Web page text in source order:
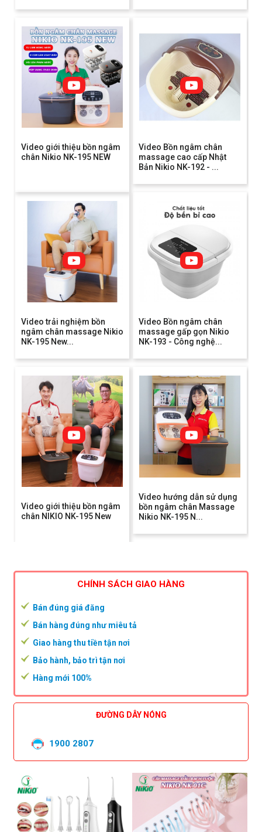
Video giới thiệu bồn ngâm
chân Nikio NK-195 NEW
Video Bồn ngâm chân
massage cao cấp Nhật
Bản Nikio NK-192 - ...
Video trải nghiệm bồn
ngâm chân massage Nikio
NK-195 New...
Video Bồn ngâm chân
massage gấp gọn Nikio
NK-193 - Công nghệ...
Video giới thiệu bồn ngâm
chân NIKIO NK-195 New
Video hướng dẫn sử dụng
bồn ngâm chân Massage
Nikio NK-195 N...
CHÍNH SÁCH GIAO HÀNG
Bán đúng giá đăng
Bán hàng đúng như miêu tả
Giao hàng thu tiền tận nơi
Bảo hành, bảo trì tận nơi
Hàng mới 100%
ĐƯỜNG DÂY NÓNG
1900 2807